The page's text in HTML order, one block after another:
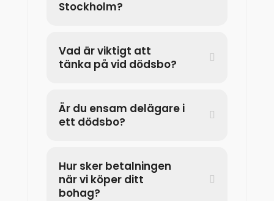
Stockholm?
Vad är viktigt att
tänka på vid dödsbo?
Är du ensam delägare i
ett dödsbo?
Hur sker betalningen
när vi köper ditt
bohag?